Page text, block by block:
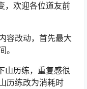
，欢迎各位道友前
容改动，首先最大
。
山历练，重复感很
历练改为消耗时